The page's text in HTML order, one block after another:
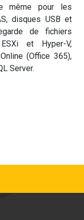
même pour les
disques USB et
de fichiers
et Hyper-V,
(Office 365),
Server.